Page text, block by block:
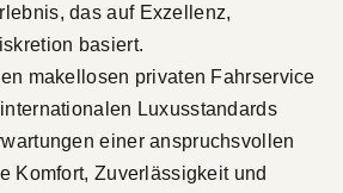
das auf Exzellenz,
basiert.
makellosen privaten Fahrservice
Luxusstandards
einer anspruchsvollen
Komfort, Zuverlässigkeit und